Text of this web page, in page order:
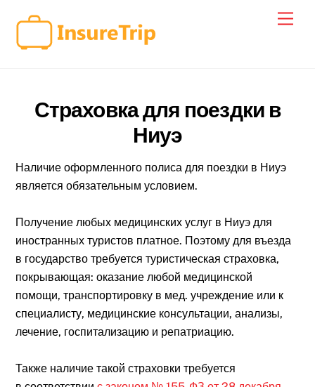
content
Страховка для поездки в
Ниуэ
Наличие оформленного полиса для поездки в Ниуэ
является обязательным условием.
Получение любых медицинских услуг в Ниуэ для
иностранных туристов платное. Поэтому для въезда
в государство требуется туристическая страховка,
покрывающая: оказание любой медицинской
помощи, транспортировку в мед. учреждение или к
специалисту, медицинские консультации, анализы,
лечение, госпитализацию и репатриацию.
Также наличие такой страховки требуется